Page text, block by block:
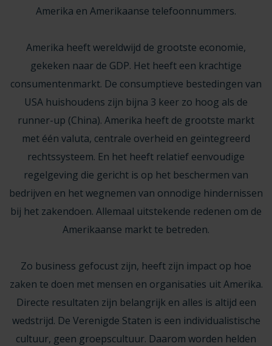
Amerika en Amerikaanse telefoonnummers.
Amerika heeft wereldwijd de grootste economie,
gekeken naar de GDP. Het heeft een krachtige
consumentenmarkt. De consumptieve bestedingen van
USA huishoudens zijn bijna 3 keer zo hoog als de
runner-up (China). Amerika heeft de grootste markt
met één valuta, centrale overheid en geïntegreerd
rechtssysteem. En het heeft relatief eenvoudige
regelgeving die gericht is op het beschermen van
bedrijven en het wegnemen van onnodige hindernissen
bij het zakendoen. Allemaal uitstekende redenen om de
Amerikaanse markt te betreden.
Zo business gefocust zijn, heeft zijn impact op hoe
zaken te doen met mensen en organisaties uit Amerika.
Directe resultaten zijn belangrijk en alles is altijd een
wedstrijd. De Verenigde Staten is een individualistische
cultuur, geen groepscultuur. Daarom worden helden